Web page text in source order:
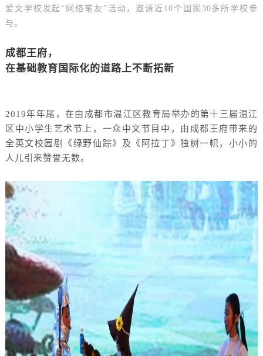
爱文学校发起 “网络笔友”活动，邀请近10个国家30多所学校参
与。
成都王府，
在基础教育国际化的道路上不断拓新
2019年年尾，在由成都市温江区教育局举办的第十三届温江
区中小学生艺术节上，一众中文节目中，由成都王府带来的
全英文校园剧《绿野仙踪》及《阿拉丁》独树一帜，小小的
人儿引来赞誉无数。